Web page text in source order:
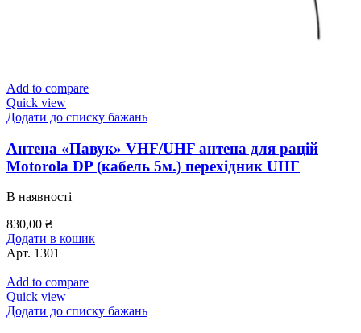
Add to compare
Quick view
Додати до списку бажань
Антена «Павук» VHF/UHF антена для рацій
Motorola DP (кабель 5м.) перехідник UHF
В наявності
830,00 ₴
Додати в кошик
Арт. 1301
Add to compare
Quick view
Додати до списку бажань